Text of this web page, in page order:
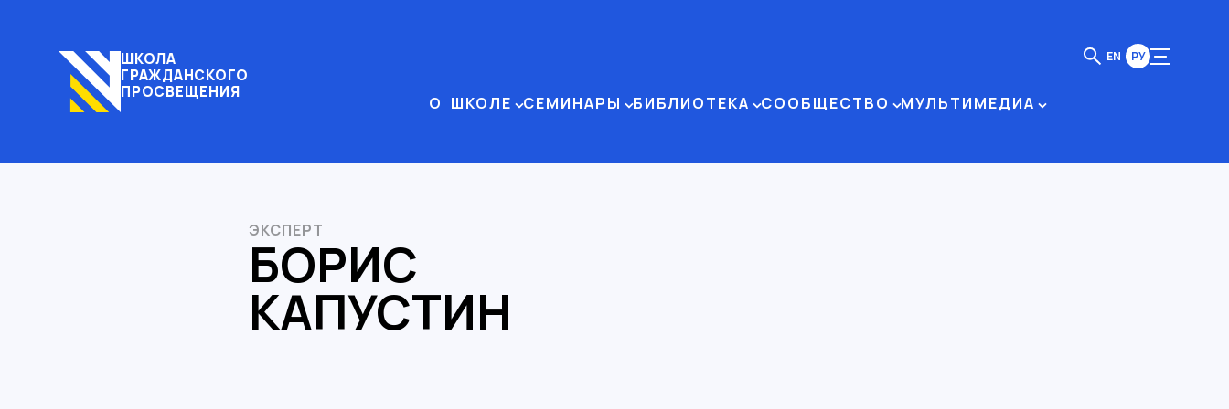
ШКОЛА
ГРАЖДАНСКОГО
ПРОСВЕЩЕНИЯ
О ШКОЛЕ СЕМИНАРЫ БИБЛИОТЕКА СООБЩЕСТВО МУЛЬТИМЕДИА
EN РУ
ЭКСПЕРТ
БОРИС
КАПУСТИН